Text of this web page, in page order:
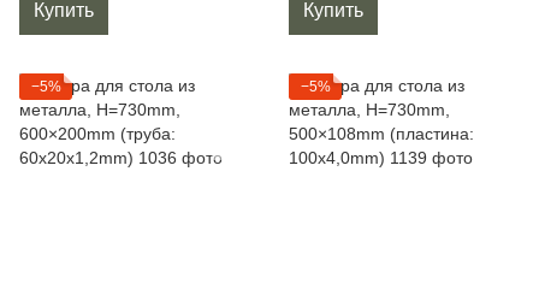
Купить Купить
−5% −5%